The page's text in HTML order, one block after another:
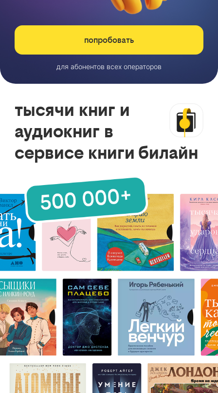
попробовать
для абонентов всех операторов
тысячи книг и
аудиокниг в
сервисе книги билайн